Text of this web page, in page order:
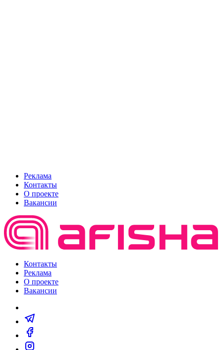
Реклама
Контакты
О проекте
Вакансии
Контакты
Реклама
О проекте
Вакансии